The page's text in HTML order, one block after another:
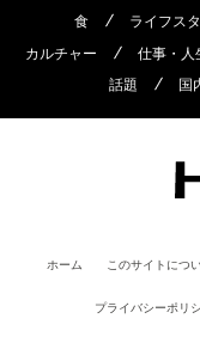
食 ライフス
カルチャー
仕事・人
話題
国
ホーム このサイトにつ
プライバシーポリ